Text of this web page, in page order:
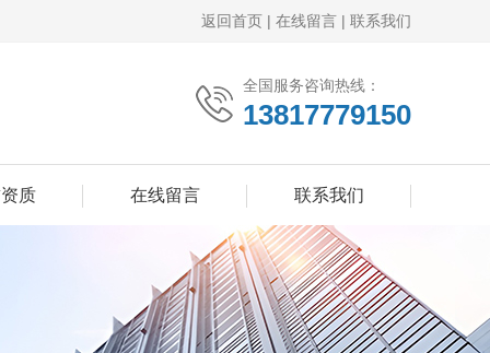
返回首页 | 在线留言 | 联系我们
全国服务咨询热线：
13817779150
质 在线留言 联系我们